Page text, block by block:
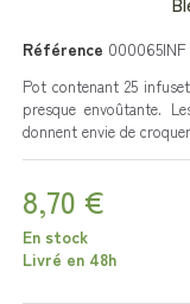
Référence 000065INF
Pot contenant 25
presque envoûtante.
donnent envie de
8,70 €
En stock
Livré en 48h